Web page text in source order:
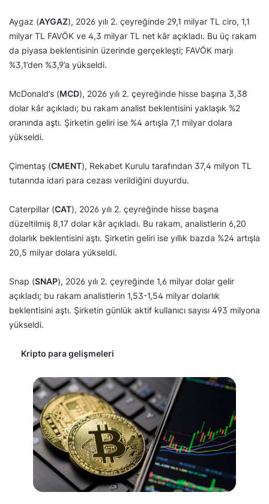
Aygaz (AYGAZ), 2026 yılı 2. çeyreğinde 29,1 milyar TL ciro, 1,1
milyar TL FAVÖK ve 4,3 milyar TL net kâr açıkladı. Bu üç rakam
da piyasa beklentisinin üzerinde gerçekleşti; FAVÖK marjı
%3,1’den %3,9’a yükseldi.
McDonald’s (MCD), 2026 yılı 2. çeyreğinde hisse başına 3,38
dolar kâr açıkladı; bu rakam analist beklentisini yaklaşık %2
oranında aştı. Şirketin geliri ise %4 artışla 7,1 milyar dolara
yükseldi.
Çimentaş (CMENT), Rekabet Kurulu tarafından 37,4 milyon TL
tutarında idari para cezası verildiğini duyurdu.
Caterpillar (CAT), 2026 yılı 2. çeyreğinde hisse başına
düzeltilmiş 8,17 dolar kâr açıkladı. Bu rakam, analistlerin 6,20
dolarlık beklentisini aştı. Şirketin geliri ise yıllık bazda %24 artışla
20,5 milyar dolara yükseldi.
Snap (SNAP), 2026 yılı 2. çeyreğinde 1,6 milyar dolar gelir
açıkladı; bu rakam analistlerin 1,53-1,54 milyar dolarlık
beklentisini aştı. Şirketin günlük aktif kullanıcı sayısı 493 milyona
yükseldi.
Kripto para gelişmeleri